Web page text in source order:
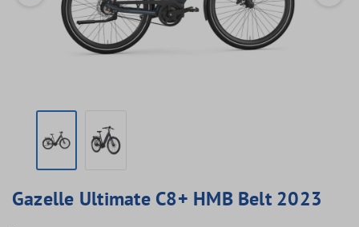
Gazelle Ultimate C8+ HMB Belt 2023